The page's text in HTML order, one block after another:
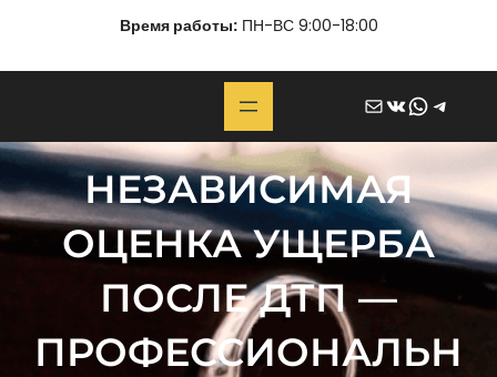
Время работы:ПН-ВС 9:00-18:00
Почта ВКонтакте WhatsApp Telegram
НЕЗАВИСИМАЯ
ОЦЕНКА УЩЕРБА
ПОСЛЕ ДТП —
ПРОФЕССИОНАЛЬН